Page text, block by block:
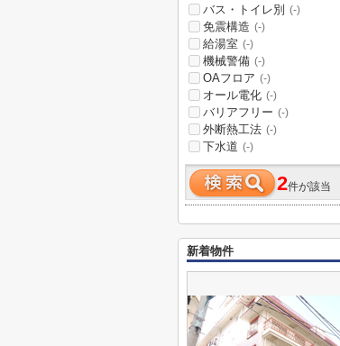
バス・トイレ別 (-)
免震構造 (-)
給湯室 (-)
機械警備 (-)
OAフロア (-)
オール電化 (-)
バリアフリー (-)
外断熱工法 (-)
下水道 (-)
2件が該当
新着物件